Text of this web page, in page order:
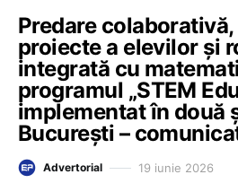
Predare
proiecte a elevilor și
integrată cu
programul „STEM
implementat în două
București –
Advertorial 19 iunie 2026